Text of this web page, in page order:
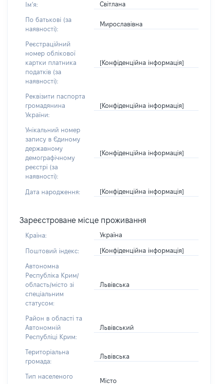
Імʼя: Світлана
По батькові (за
наявності):
Мирославівна
Реєстраційний
номер облікової
картки платника
податків (за
наявності):
[Конфіденційна інформація]
Реквізити паспорта
громадянина
України:
[Конфіденційна інформація]
Унікальний номер
запису в Єдиному
державному
демографічному
реєстрі (за
наявності):
[Конфіденційна інформація]
Дата народження: [Конфіденційна інформація]
Зареєстроване місце проживання
Країна: Україна
Поштовий індекс: [Конфіденційна інформація]
Автономна
Республіка Крим/
область/місто зі
спеціальним
статусом:
Львівська
Район в області та
Автономній
Республіці Крим:
Львівський
Територіальна
громада:
Львівська
Тип населеного
Місто